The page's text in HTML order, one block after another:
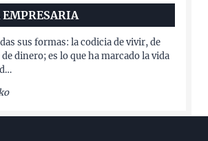
sus formas: la codicia de vivir, de
dinero; es lo que ha marcado la vida